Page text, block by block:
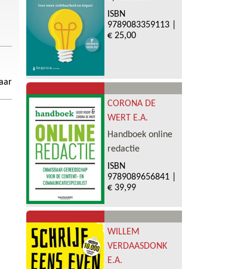
ISBN
9789083359113|
€ 25,00
CORONA DE
WERT E.A.
Handboek online
redactie
ISBN
9789089656841|
€ 39,99
WILLEM
VERDAASDONK
E.A.